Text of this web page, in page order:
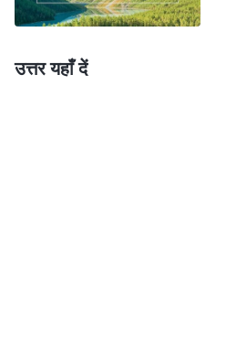
आज चाहे उन्होंने कितने भी सालों
सत्य का अनुसरण करते हैं, वे बहुत-
उत्तर यहाँ दें